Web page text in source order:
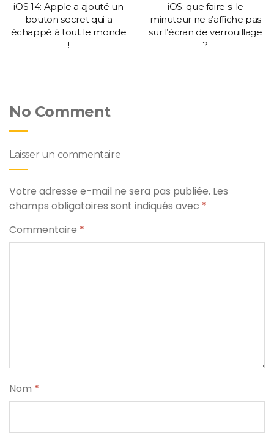
iOS 14: Apple a ajouté un
bouton secret qui a
échappé à tout le monde
!
iOS: que faire si le
minuteur ne s’affiche pas
sur l’écran de verrouillage
?
No Comment
Laisser un commentaire
Votre adresse e-mail ne sera pas publiée. Les
champs obligatoires sont indiqués avec *
Commentaire *
Nom *